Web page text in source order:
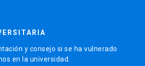
y consejo si se ha vulnerado
en la universidad.